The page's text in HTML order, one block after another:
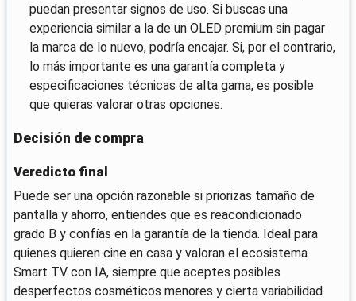
puedan presentar signos de uso. Si buscas una
experiencia similar a la de un OLED premium sin pagar
la marca de lo nuevo, podría encajar. Si, por el contrario,
lo más importante es una garantía completa y
especificaciones técnicas de alta gama, es posible
que quieras valorar otras opciones.
Decisión de compra
Veredicto final
Puede ser una opción razonable si priorizas tamaño de
pantalla y ahorro, entiendes que es reacondicionado
grado B y confías en la garantía de la tienda. Ideal para
quienes quieren cine en casa y valoran el ecosistema
Smart TV con IA, siempre que aceptes posibles
desperfectos cosméticos menores y cierta variabilidad